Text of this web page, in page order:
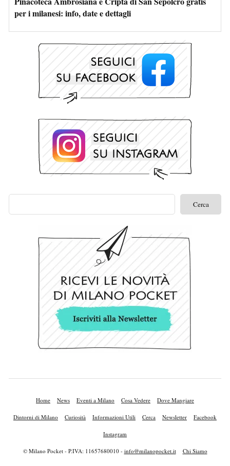
per i milanesi: info, date e dettagli
Home News Eventi a Milano Cosa Vedere Dove Mangiare
Dintorni di Milano Curiosità Informazioni Utili Cerca Newsletter Facebook
Instagram
© Milano Pocket - P.IVA: 11657680010 - info@milanopocket.it Chi Siamo